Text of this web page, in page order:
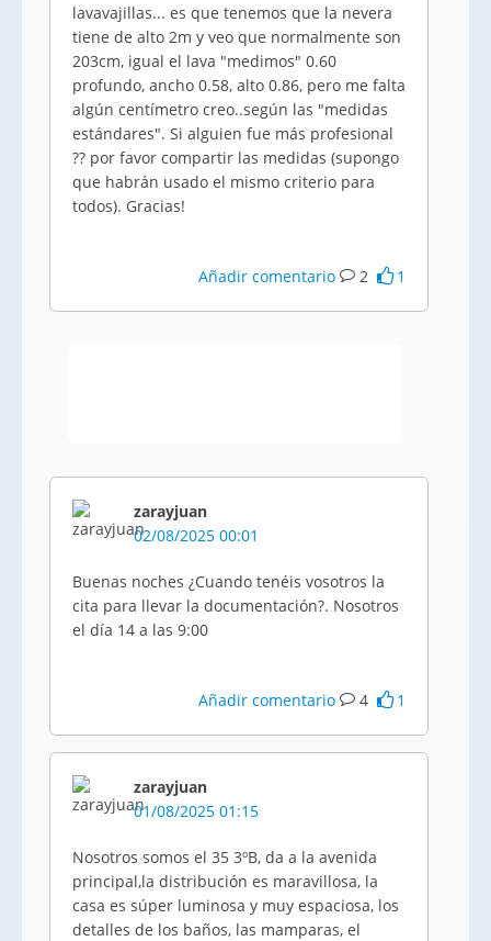
lavavajillas... es que tenemos que la nevera
tiene de alto 2m y veo que normalmente son
203cm, igual el lava "medimos" 0.60
profundo, ancho 0.58, alto 0.86, pero me falta
algún centímetro creo..según las "medidas
estándares". Si alguien fue más profesional
?? por favor compartir las medidas (supongo
que habrán usado el mismo criterio para
todos). Gracias!
Añadir comentario 2 1
zarayjuan
02/08/2025 00:01
Buenas noches ¿Cuando tenéis vosotros la
cita para llevar la documentación?. Nosotros
el día 14 a las 9:00
Añadir comentario 4 1
zarayjuan
01/08/2025 01:15
Nosotros somos el 35 3ºB, da a la avenida
principal,la distribución es maravillosa, la
casa es súper luminosa y muy espaciosa, los
detalles de los baños, las mamparas, el